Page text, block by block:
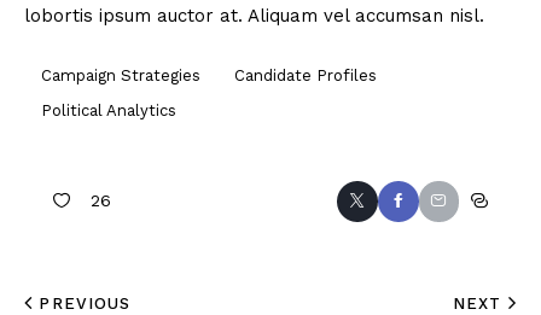
lobortis ipsum auctor at. Aliquam vel accumsan nisl.
Campaign Strategies
Candidate Profiles
Political Analytics
26
PREVIOUS NEXT